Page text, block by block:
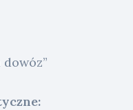
dowóz”